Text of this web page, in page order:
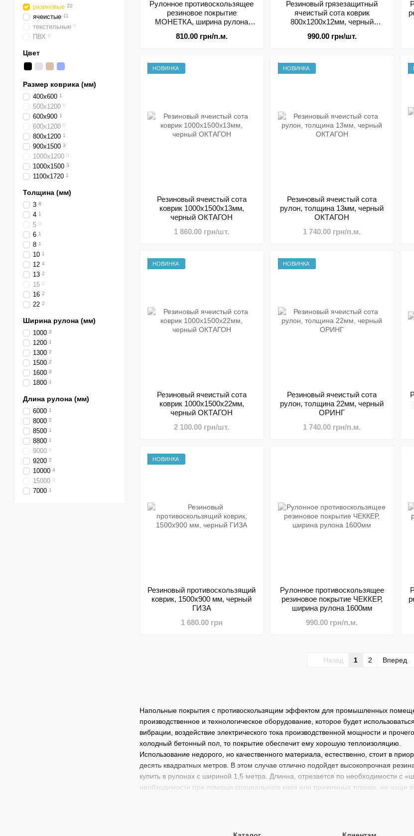
Напольные покрытия с противоскользящим эффектом для промышленных
производственное и технологическое оборудование, которое будет
вибрации, воздействие электрического тока производственной мощности и
холодный бетонный пол, то покрытие обеспечит ему хорошую теплоизоляцию.
Использование недорого, но качественного материала, естественно, стоит в
десять квадратных метров. В этом случае отлично подойдет высокопрочная
купить в рулонах с шириной 1,5 метра. Длинна, отрезается по необходимости с
необходимости при помощи специального клея или прижимных планок, но чаще
Поэтому они обладают хорошей эластичностью, износостойкостью,
Рулонное противоскользящее
резиновое покрытие
МОНЕТКА, ширина рулона
810.00 грн/п.м.
Резиновый грязезащитный
ячеистый сота коврик
800х1200х12мм, черный
990.00 грн/шт.
НОВИНКА
Резиновый ячеистый сота
коврик 1000х1500х13мм,
черный ОКТАГОН
1 860.00 грн/шт.
НОВИНКА
Резиновый ячеистый сота
рулон, толщина 13мм, черный
ОКТАГОН
1 740.00 грн/п.м.
НОВИНКА
Резиновый ячеистый сота
коврик 1000х1500х22мм,
черный ОКТАГОН
2 100.00 грн/шт.
НОВИНКА
Резиновый ячеистый сота
рулон, толщина 22мм, черный
ОРИНГ
1 740.00 грн/п.м.
НОВИНКА
Резиновый противоскользящий
коврик, 1500х900 мм, черный
ГИЗА
1 680.00 грн
Рулонное противоскользящее
резиновое покрытие ЧЕККЕР,
ширина рулона 1600мм
990.00 грн/п.м.
Назад 1 2 Вперед
резиновые 22
ячеистые 11
текстильные 0
ПВХ 0
Цвет
Размер коврика (мм)
400х600 1
500х1200 0
600х900 1
600х1200 0
800х1200 1
900х1500 3
1000х1200 0
1000х1500 3
1100х1720 1
Толщина (мм)
3 8
4 1
5 0
6 1
8 1
10 1
12 4
13 2
15 0
16 2
22 2
Ширина рулона (мм)
1000 3
1200 1
1300 2
1500 2
1600 3
1800 1
Длина рулона (мм)
6000 1
8000 2
8500 1
8800 1
9000 0
9200 2
10000 4
15000 0
7000 1